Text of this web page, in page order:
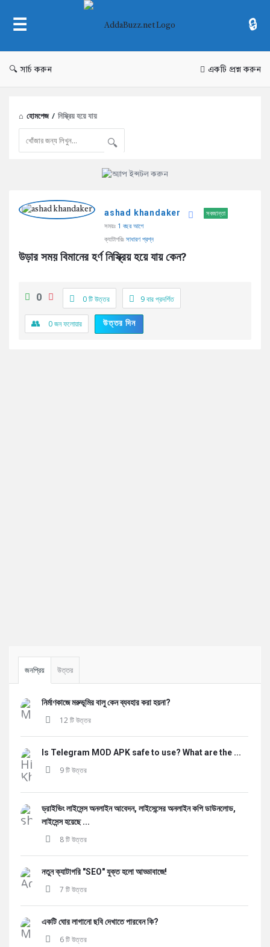
AddaBuzz.net
সার্চ করুন একটি প্রশ্ন করুন
হোমপেজ / নিস্ক্রিয় হয়ে যায়
AddaBuzz.net
Latest
ashad khandaker
সবজান্তা
সময়ঃ 1 বছর আগে
ক্যাটাগরিঃ সাধারণ প্রশ্ন
উড়ার সময় বিমানের হর্ণ নিস্ক্রিয় হয়ে যায় কেন?
0 0 টি উত্তর 9বার প্রদর্শিত
0জন ফলোয়ার উত্তর দিন
Sidebar
জনপ্রিয় উত্তর
নির্মাণকাজে মরুভূমির বালু কেন ব্যবহার করা হয়না?
12 টি উত্তর
Is Telegram MOD APK safe to use? What are the ...
9 টি উত্তর
ড্রাইভিং লাইসেন্স অনলাইন আবেদন, লাইসেন্সের অনলাইন কপি ডাউনলোড,
লাইসেন্স হয়েছে ...
8 টি উত্তর
নতুন ক্যাটাগরি "SEO" যুক্ত হলো আড্ডাবাজে!
7 টি উত্তর
একটি ঘোর লাগানো ছবি দেখাতে পারবেন কি?
6 টি উত্তর